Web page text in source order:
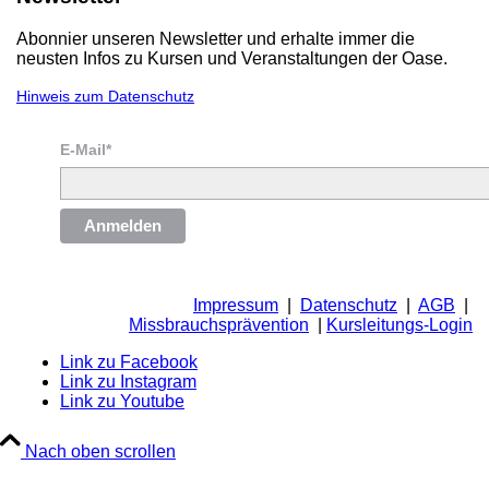
Abonnier unseren Newsletter und erhalte immer die
neusten Infos zu Kursen und Veranstaltungen der Oase.
Hinweis zum Datenschutz
E-Mail*
Anmelden
Impressum Datenschutz AGB
Missbrauchsprävention
Kursleitungs-Login
Link zu Facebook
Link zu Instagram
Link zu Youtube
Nach oben scrollen